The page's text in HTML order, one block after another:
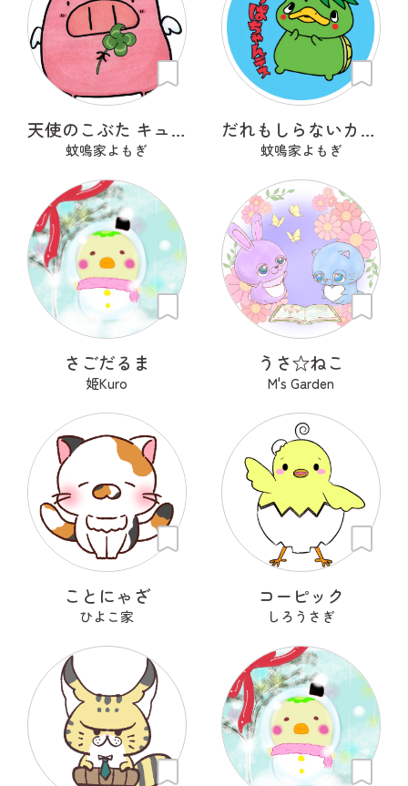
天使のこぶた キューピッグ
蚊鳴家よもぎ
だれもしらないカッパちゃん
蚊鳴家よもぎ
さごだるま
姫Kuro
うさ‪☆ねこ
M's Garden
ことにゃざ
ひよこ家
コーピック
しろうさぎ